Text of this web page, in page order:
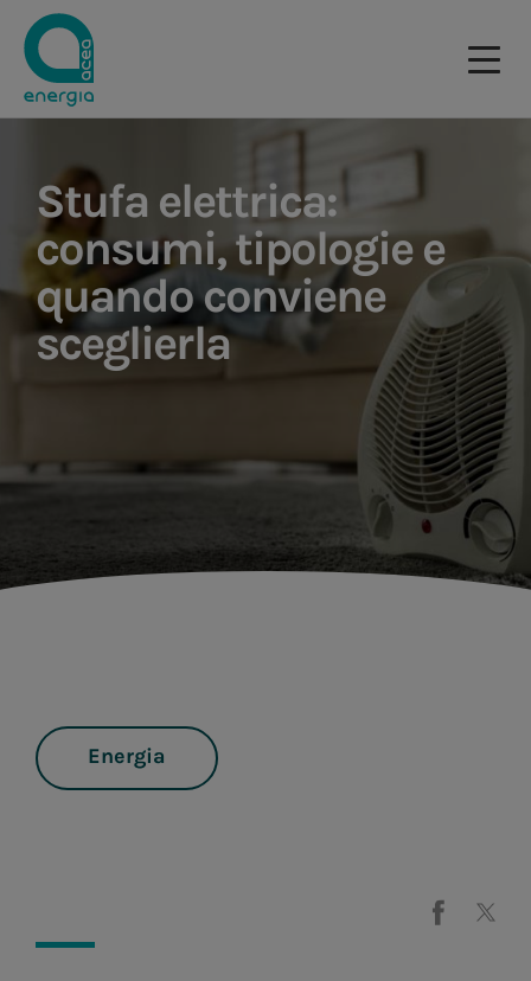
Stufa elettrica:
consumi, tipologie e
quando conviene
sceglierla
Energia